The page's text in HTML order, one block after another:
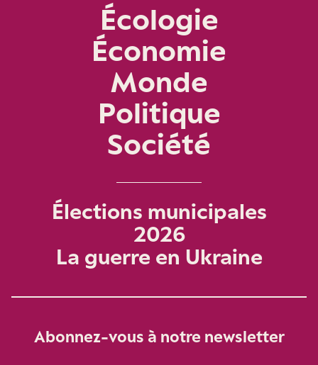
Écologie
Économie
Monde
Politique
Société
Élections municipales
2026
La guerre en Ukraine
Abonnez-vous à notre newsletter